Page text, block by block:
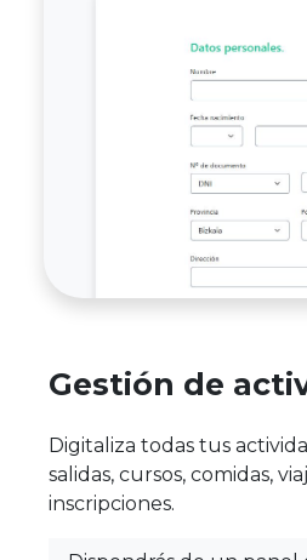
Gestión de
Digitaliza todas tus
salidas, cursos, comidas,
inscripciones.